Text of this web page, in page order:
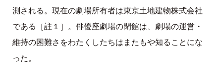
測される。現在の劇場所有者は東京土地建物株式会社
である［註１］。俳優座劇場の閉館は、劇場の運営・
維持の困難さをわたくしたちはまたもや知ることにな
った。